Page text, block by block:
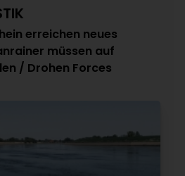
erreichen neues
müssen auf
/ Drohen Forces